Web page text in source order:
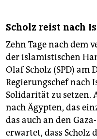
Scholz reist nach
Zehn Tage nach dem
der islamistischen
Olaf Scholz (SPD) am
Regierungschef nach
Solidarität zu setzen.
nach Ägypten, das
das auch an den
erwartet, dass Scholz